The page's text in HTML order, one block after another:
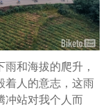
和海拔的爬升，
着人的意志，这雨
冲站对我个人而